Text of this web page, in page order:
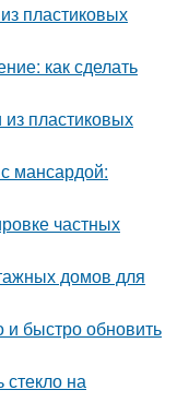
пластиковых
как сделать
пластиковых
мансардой:
частных
домов для
и быстро обновить
стекло на